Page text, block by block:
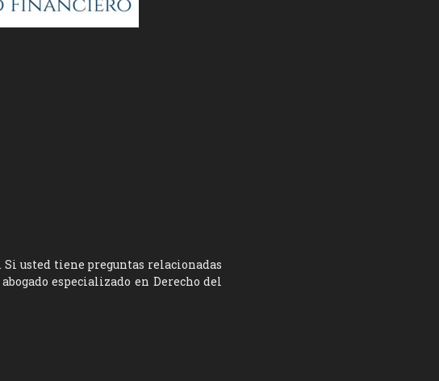
usted tiene preguntas relacionadas
especializado en Derecho del